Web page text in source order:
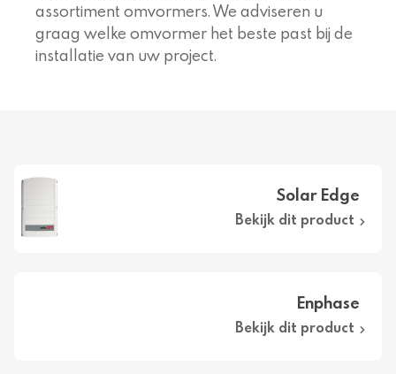
assortiment omvormers. We adviseren u
graag welke omvormer het beste past bij de
installatie van uw project.
Solar Edge
Bekijk dit product
Enphase
Bekijk dit product